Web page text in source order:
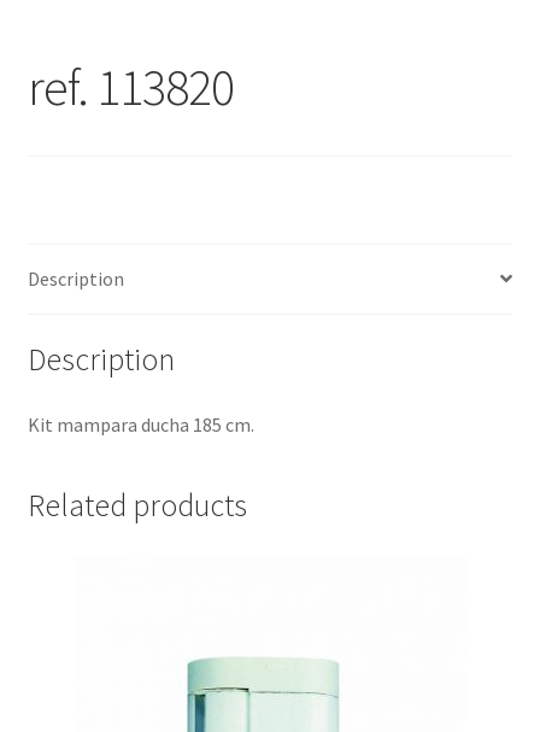
ref. 113820
Description
Description
Kit mampara ducha 185 cm.
Related products